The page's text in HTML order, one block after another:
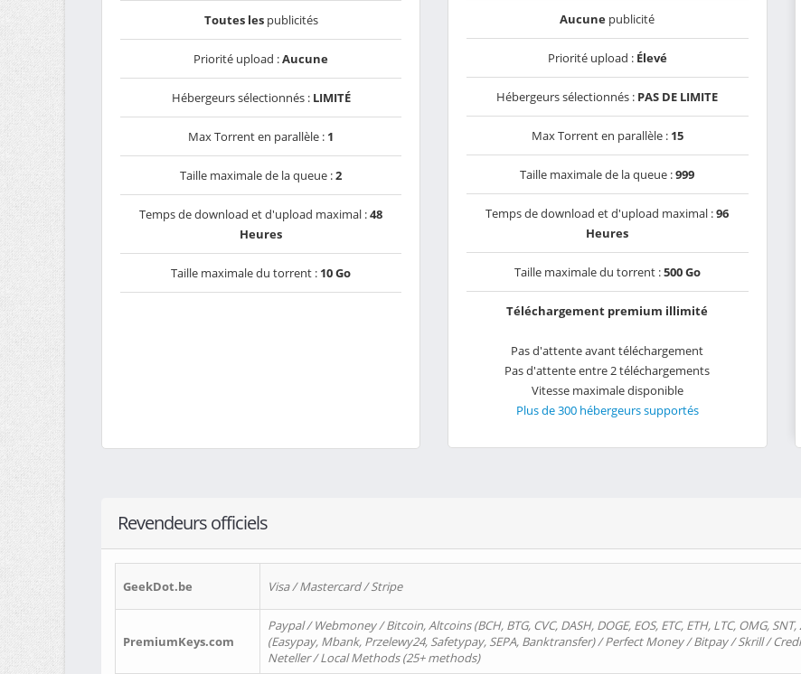
Toutes lespublicités
Priorité upload :Aucune
Hébergeurs sélectionnés : LIMITÉ
Max Torrent en parallèle : 1
Taille maximale de la queue :2
Temps de download et d'upload maximal :48
Heures
Taille maximale du torrent : 10 Go
Aucune publicité
Priorité upload : Élevé
Hébergeurs sélectionnés : PAS DE LIMITE
Max Torrent en parallèle : 15
Taille maximale de la queue :999
Temps de download et d'upload maximal :96
Heures
Taille maximale du torrent :500 Go
Téléchargement premium illimité
Pas d'attente avant téléchargement
Pas d'attente entre 2 téléchargements
Vitesse maximale disponible
Plus de 300 hébergeurs supportés
Revendeurs officiels
GeekDot.be Visa / Mastercard / Stripe
PremiumKeys.com
Paypal / Webmoney / Bitcoin, Altcoins (BCH, BTG, CVC, DASH, DOGE, EOS, ETC, ETH, LTC, OMG,
(Easypay, Mbank, Przelewy24, Safetypay, SEPA, Banktransfer) / Perfect Money / Bitpay / Skrill /
Neteller / Local Methods (25+ methods)